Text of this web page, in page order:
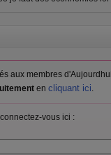
aux membres
en cliquant ici.
vous ici :